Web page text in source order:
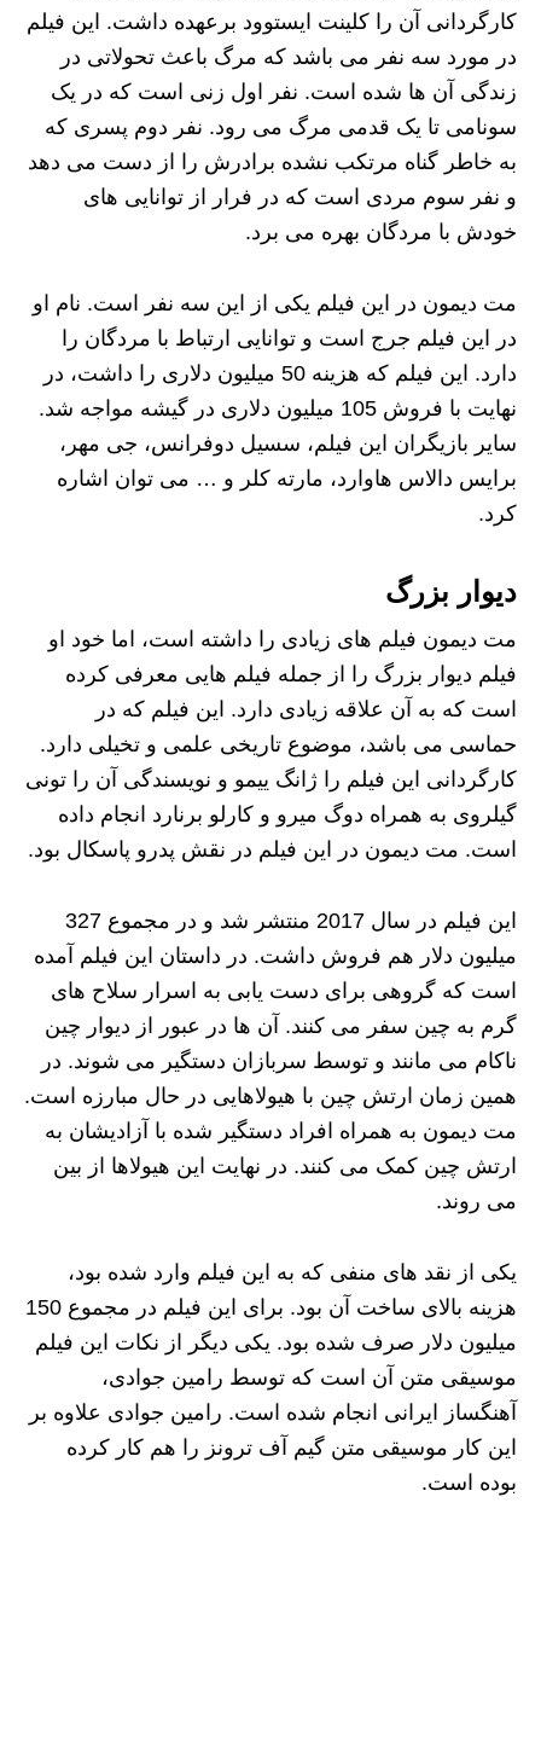
کارگردانی آن را کلینت ایستوود برعهده داشت. این فیلم
در مورد سه نفر می باشد که مرگ باعث تحولاتی در
زندگی آن ها شده است. نفر اول زنی است که در یک
سونامی تا یک قدمی مرگ می رود. نفر دوم پسری که
به خاطر گناه مرتکب نشده برادرش را از دست می دهد
و نفر سوم مردی است که در فرار از توانایی های
خودش با مردگان بهره می برد.
مت دیمون در این فیلم یکی از این سه نفر است. نام او
در این فیلم جرج است و توانایی ارتباط با مردگان را
دارد. این فیلم که هزینه 50 میلیون دلاری را داشت، در
نهایت با فروش 105 میلیون دلاری در گیشه مواجه شد.
سایر بازیگران این فیلم، سسیل دوفرانس، جی مهر،
برایس دالاس هاوارد، مارته کلر و … می توان اشاره
کرد.
دیوار بزرگ
مت دیمون فیلم های زیادی را داشته است، اما خود او
فیلم دیوار بزرگ را از جمله فیلم هایی معرفی کرده
است که به آن علاقه زیادی دارد. این فیلم که در
حماسی می باشد، موضوع تاریخی علمی و تخیلی دارد.
کارگردانی این فیلم را ژانگ ییمو و نویسندگی آن را تونی
گیلروی به همراه دوگ میرو و کارلو برنارد انجام داده
است. مت دیمون در این فیلم در نقش پدرو پاسکال بود.
این فیلم در سال 2017 منتشر شد و در مجموع 327
میلیون دلار هم فروش داشت. در داستان این فیلم آمده
است که گروهی برای دست یابی به اسرار سلاح های
گرم به چین سفر می کنند. آن ها در عبور از دیوار چین
ناکام می مانند و توسط سربازان دستگیر می شوند. در
همین زمان ارتش چین با هیولاهایی در حال مبارزه است.
مت دیمون به همراه افراد دستگیر شده با آزادیشان به
ارتش چین کمک می کنند. در نهایت این هیولاها از بین
می روند.
یکی از نقد های منفی که به این فیلم وارد شده بود،
هزینه بالای ساخت آن بود. برای این فیلم در مجموع 150
میلیون دلار صرف شده بود. یکی دیگر از نکات این فیلم
موسیقی متن آن است که توسط رامین جوادی،
آهنگساز ایرانی انجام شده است. رامین جوادی علاوه بر
این کار موسیقی متن گیم آف ترونز را هم کار کرده
بوده است.